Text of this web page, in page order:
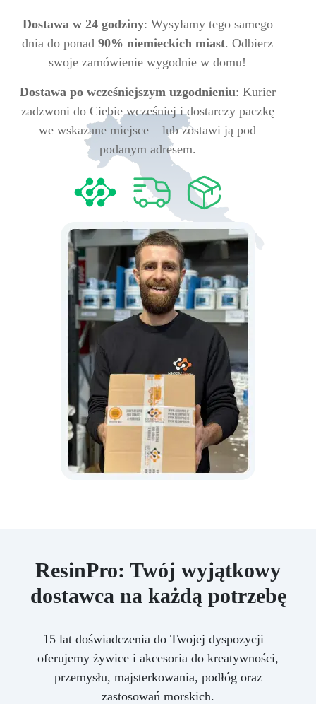
Dostawa w 24 godziny: Wysyłamy tego samego
dnia do ponad 90% niemieckich miast. Odbierz
swoje zamówienie wygodnie w domu!
Dostawa po wcześniejszym uzgodnieniu: Kurier
zadzwoni do Ciebie wcześniej i dostarczy paczkę
we wskazane miejsce – lub zostawi ją pod
podanym adresem.
ResinPro: Twój wyjątkowy
dostawca na każdą potrzebę
15 lat doświadczenia do Twojej dyspozycji –
oferujemy żywice i akcesoria do kreatywności,
przemysłu, majsterkowania, podłóg oraz
zastosowań morskich.